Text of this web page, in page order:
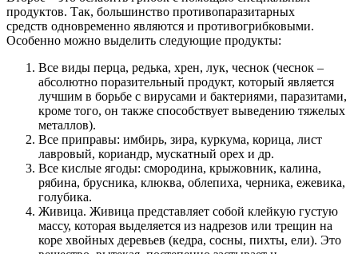
продуктов. Так, большинство противопаразитарных
средств одновременно являются и противогрибковыми.
Особенно можно выделить следующие продукты:
Все виды перца, редька, хрен, лук, чеснок (чеснок –
абсолютно поразительный продукт, который является
лучшим в борьбе с вирусами и бактериями, паразитами,
кроме того, он также способствует выведению тяжелых
металлов).
Все приправы: имбирь, зира, куркума, корица, лист
лавровый, кориандр, мускатный орех и др.
Все кислые ягоды: смородина, крыжовник, калина,
рябина, брусника, клюква, облепиха, черника, ежевика,
голубика.
Живица. Живица представляет собой клейкую густую
массу, которая выделяется из надрезов или трещин на
коре хвойных деревьев (кедра, сосны, пихты, ели). Это